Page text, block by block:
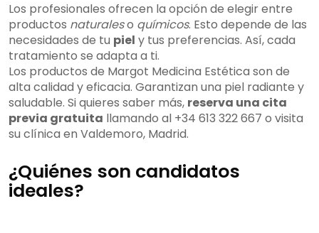
Los profesionales ofrecen la opción de elegir entre
productos naturaleso químicos. Esto depende de las
necesidades de tu piel y tus preferencias. Así, cada
tratamiento se adapta a ti.
Los productos de Margot Medicina Estética son de
alta calidad y eficacia. Garantizan una piel radiante y
saludable. Si quieres saber más, reserva una cita
previa gratuita llamando al +34 613 322 667 o visita
su clínica en Valdemoro, Madrid.
¿Quiénes son candidatos
ideales?